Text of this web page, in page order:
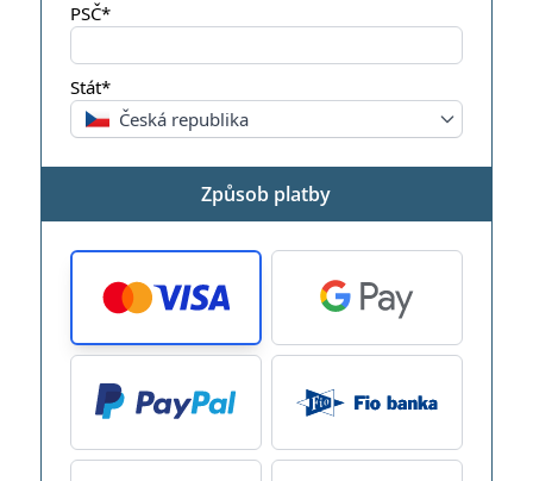
PSČ*
Stát*
Česká republika
Způsob platby